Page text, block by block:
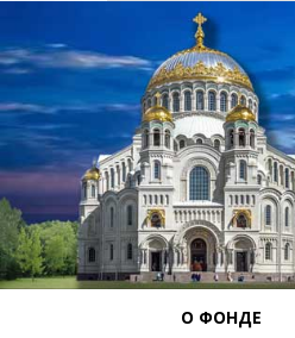
О ФОНДЕ